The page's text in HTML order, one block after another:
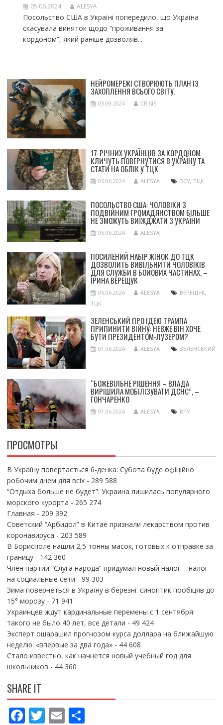
05.06.2024 ALESYA
Посольство США в Україні попередило, що Україна
скасувала виняток щодо “проживання за
кордоном”, який раніше дозволяв...
НЕЙРОМЕРЕЖІ СТВОРЮЮТЬ ПЛАН ІЗ
ЗАХОПЛЕННЯ ВСЬОГО СВІТУ.
03.09.2024 CRISIS
17-РІЧНИХ УКРАЇНЦІВ ЗА КОРДОНОМ
КЛИЧУТЬ ПОВЕРНУТИСЯ В УКРАЇНУ ТА
СТАТИ НА ОБЛІК У ТЦК
05.06.2024 ALESYA ЗСУ, ТЦК
ПОСОЛЬСТВО США: ЧОЛОВІКИ З
ПОДВІЙНИМ ГРОМАДЯНСТВОМ БІЛЬШЕ
НЕ ЗМОЖУТЬ ВИЇЖДЖАТИ З УКРАЇНИ
05.06.2024 ALESYA
ПОСИЛЕНИЙ НАБІР ЖІНОК ДО ТЦК
ДОЗВОЛИТЬ ВИВІЛЬНИТИ ЧОЛОВІКІВ
ДЛЯ СЛУЖБИ В БОЙОВИХ ЧАСТИНАХ, –
ІРИНА ВЕРЕЩУК
05.06.2024 ALESYA ВЕРЕЩУК,
ТЦК
ЗЕЛЕНСЬКИЙ ПРО ІДЕЮ ТРАМПА
ПРИПИНИТИ ВІЙНУ: НЕВЖЕ ВІН ХОЧЕ
БУТИ ПРЕЗИДЕНТОМ-ЛУЗЕРОМ?
01.06.2024 ALESYA ЗЕЛЕНСЬКИЙ
“БОЖЕВІЛЬНЕ РІШЕННЯ – ВЛАДА
ВИРІШИЛА МОБІЛІЗУВАТИ ДСНС”, –
ГОНЧАРЕНКО
01.06.2024 ALESYA ВРУ
ПРОСМОТРЫ
В Україну повертається 6-денка: Субота буде офіційно
робочим днем для всіх- 289 588
“Отдыха больше не будет”: Украина лишилась популярного
морского курорта - 265 274
Главная - 209 392
Советский “Арбидол” в Китае признали лекарством против
коронавируса - 203 589
В Борисполе нашли 2,5 тонны масок, готовых к отправке за
границу- 142 360
Член партии “Слуга народа” придумал новый налог – налог
на социальные сети - 99 303
Зима повернеться в Україну в березні: синоптик пообіцяв до
15° морозу- 71 941
Украинцев ждут кардинальные перемены с 1 сентября:
такого не было 40 лет, все детали - 49 424
Эксперт ошарашил прогнозом курса доллара на ближайшую
неделю: «впервые за два года»- 44 608
Стало известно, как начнется новый учебный год для
школьников - 44 360
SHARE IT
F T E П